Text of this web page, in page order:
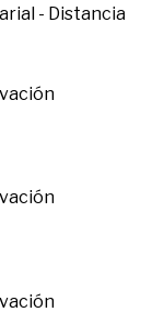
- Distancia